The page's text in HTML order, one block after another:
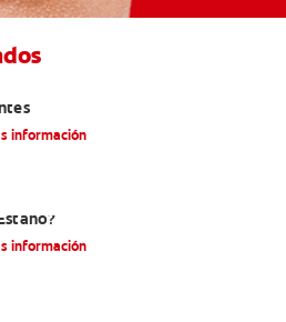
información
información